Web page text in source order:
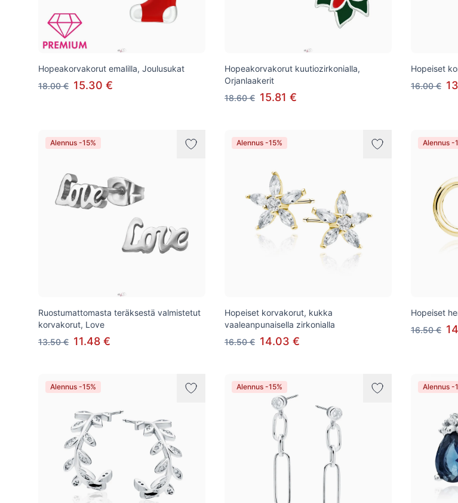
Hopeakorvakorut emalilla, Joulusukat
18.00 € 15.30 €
Hopeakorvakorut kuutiozirkonialla,
Orjanlaakerit
18.60 € 15.81 €
Hopeiset
16.00 €
Alennus -15%
Ruostumattomasta teräksestä valmistetut
korvakorut, Love
13.50 € 11.48 €
Alennus -15%
Hopeiset korvakorut, kukka
vaaleanpunaisella zirkonialla
16.50 € 14.03 €
Alennus -
Hopeiset
16.50 €
Alennus -15% Alennus -15% Alennus -